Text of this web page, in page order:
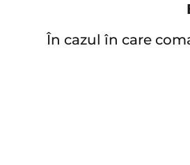
În cazul în care